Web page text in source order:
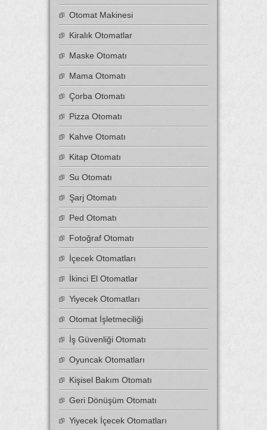
Otomat Makinesi
Kiralık Otomatlar
Maske Otomatı
Mama Otomatı
Çorba Otomatı
Pizza Otomatı
Kahve Otomatı
Kitap Otomatı
Su Otomatı
Şarj Otomatı
Ped Otomatı
Fotoğraf Otomatı
İçecek Otomatları
İkinci El Otomatlar
Yiyecek Otomatları
Otomat İşletmeciliği
İş Güvenliği Otomatı
Oyuncak Otomatları
Kişisel Bakım Otomatı
Geri Dönüşüm Otomatı
Yiyecek İçecek Otomatları